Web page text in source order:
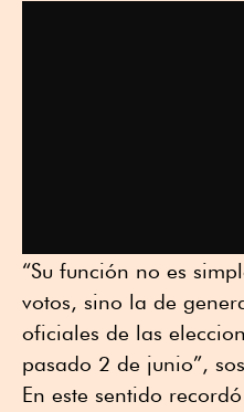
“Su función no es
votos, sino la de
oficiales de las
pasado 2 de junio”,
En este sentido